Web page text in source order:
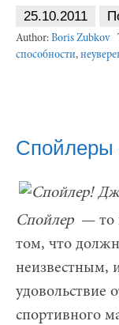
25.10.2011
Author: Boris Zubkov
способности,
Спойлеры
Спойлер— то
том, что
неизвестным,
удовольствие
спортивного